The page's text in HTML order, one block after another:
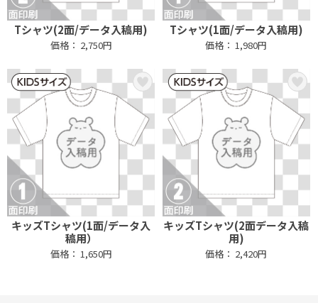
Tシャツ(2面/データ入稿用)
価格： 2,750円
Tシャツ(1面/データ入稿用)
価格： 1,980円
キッズTシャツ(1面/データ入
稿用）
価格： 1,650円
キッズTシャツ(2面データ入稿
用)
価格： 2,420円